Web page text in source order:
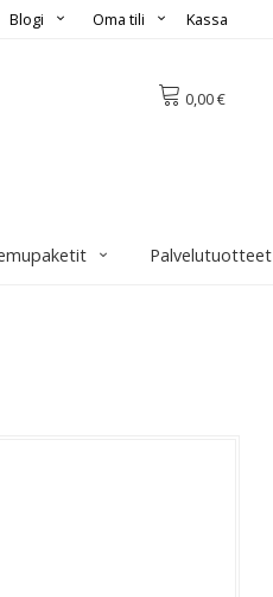
Kassa
Oma tili
Blogi
0,00 €
Palvelutuotteet